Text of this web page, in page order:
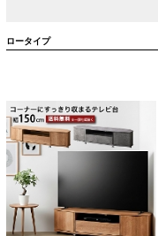
ロータイプ